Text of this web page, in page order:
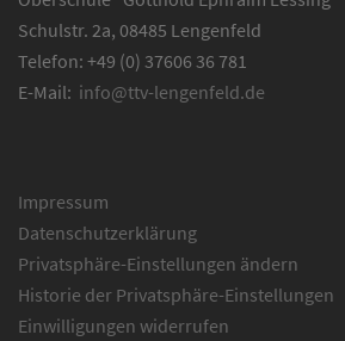
Schulstr. 2a, 08485 Lengenfeld
Telefon: +49 (0) 37606 36 781
E-Mail: info@ttv-lengenfeld.de
Impressum
Datenschutzerklärung
Privatsphäre-Einstellungen ändern
Historie der Privatsphäre-Einstellungen
Einwilligungen widerrufen